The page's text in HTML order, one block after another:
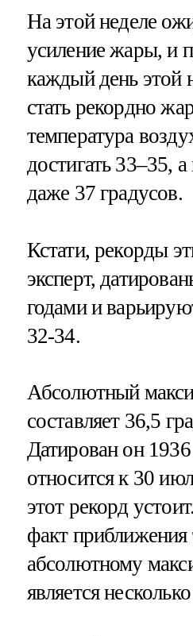
На этой неделе
усиление жары, и
каждый день этой
стать рекордно
температура
достигать 33–35,
даже 37 градусов.
Кстати, рекорды
эксперт,
годами и
32-34.
Абсолютный
составляет 36,5
Датирован он
относится к 30
этот рекорд
факт
абсолютному
является